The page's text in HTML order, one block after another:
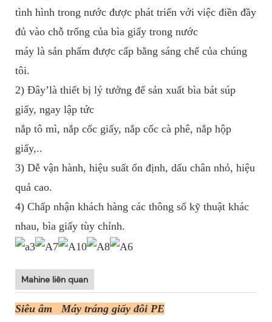
tình hình trong nước được phát triển với việc điền đầy
đủ vào chỗ trống của bìa giấy trong nước
máy là sản phẩm được cấp bằng sáng chế của chúng
tôi.
2) Đây’là thiết bị lý tưởng để sản xuất bìa bát súp
giấy, ngay lập tức
nắp tô mì, nắp cốc giấy, nắp cốc cà phê, nắp hộp
giấy,..
3) Dễ vận hành, hiệu suất ổn định, dấu chân nhỏ, hiệu
quả cao.
4) Chấp nhận khách hàng các thông số kỹ thuật khác
nhau, bìa giấy tùy chỉnh.
Mahine liên quan
Siêu âm Máy tráng giấy đôi PE